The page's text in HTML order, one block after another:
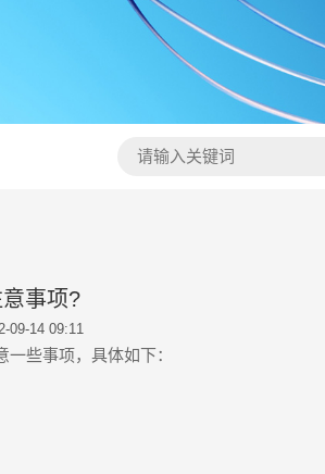
事项?
09-14 09:11
些事项，具体如下：